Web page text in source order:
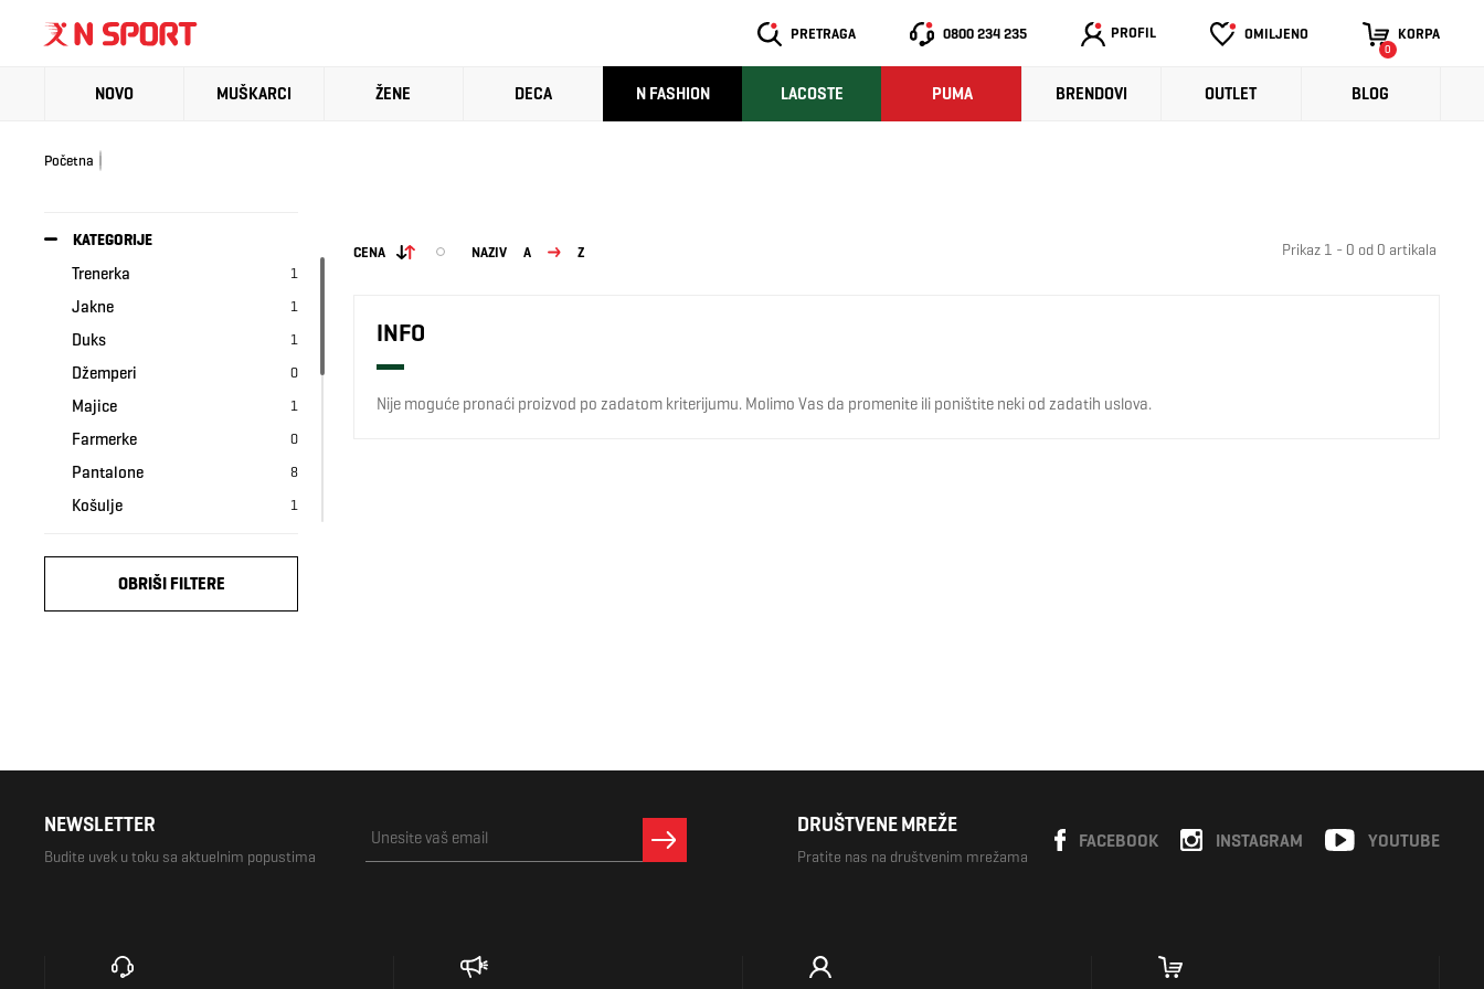
PRETRAGA 0800 234 235 PROFIL OMILJENO KORPA
0
NOVO MUŠKARCI ŽENE DECA N FASHION LACOSTE PUMA BRENDOVI OUTLET BLOG
Početna
KATEGORIJE
Trenerka 1
Jakne 1
Duks 1
Džemperi 0
Majice 1
Farmerke 0
Pantalone 8
Košulje 1
Ski oprema 1
Rolka
OBRIŠI FILTERE
CENA NAZIV A Z Prikaz 1 - 0 od 0 artikala
INFO
Nije moguće pronaći proizvod po zadatom kriterijumu. Molimo Vas da promenite ili poništite neki od zadatih uslova.
NEWSLETTER
Budite uvek u toku sa aktuelnim popustima
DRUŠTVENE MREŽE
Pratite nas na društvenim mrežama
YOUTUBE
INSTAGRAM
FACEBOOK